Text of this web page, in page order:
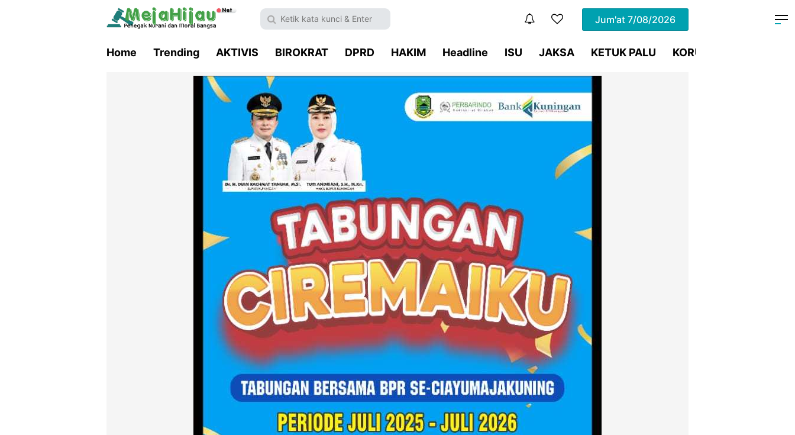
Jum'at 7/08/2026
Home Trending AKTIVIS BIROKRAT DPRD HAKIM Headline ISU JAKSA KETUK PALU KORUPSI